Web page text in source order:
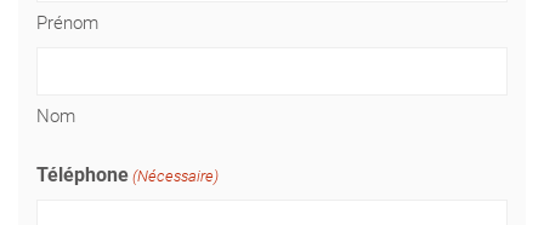
Prénom
Nom
Téléphone (Nécessaire)